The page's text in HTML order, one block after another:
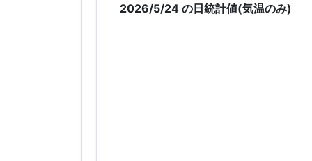
2026/5/24 の日統計値(気温のみ)